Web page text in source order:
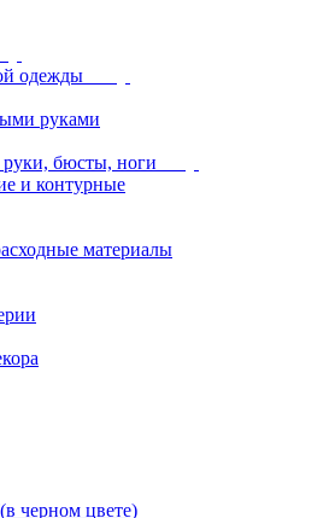
одежды
руками
бюсты, ноги
и контурные
материалы
черном цвете)